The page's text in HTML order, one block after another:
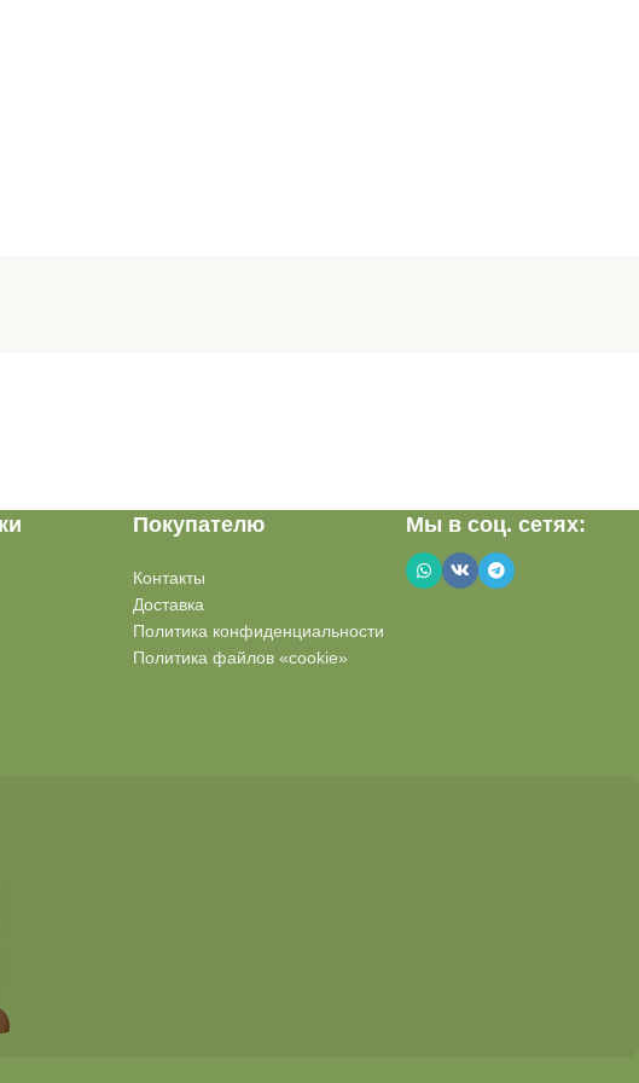
Покупателю
Контакты
Доставка
Политика конфиденциальности
Политика файлов «cookie»
Мы в соц. сетях: